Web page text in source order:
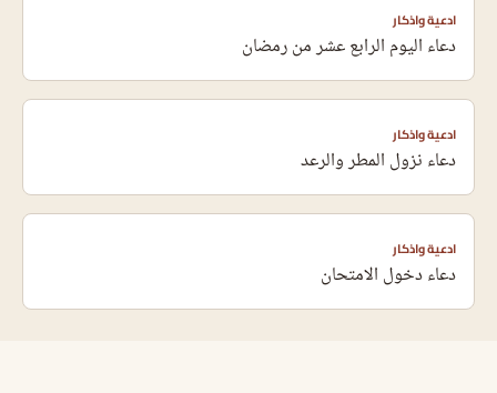
ادعية واذكار
دعاء اليوم الرابع عشر من رمضان
ادعية واذكار
دعاء نزول المطر والرعد
ادعية واذكار
دعاء دخول الامتحان